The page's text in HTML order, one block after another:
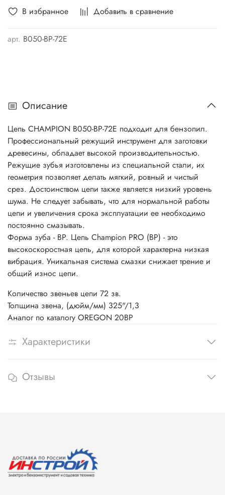
В избранное Добавить в сравнение
арт. B050-BP-72E
Описание
Цепь CHAMPION B050-BP-72E подходит для бензопил.
Профессиональный режущий инструмент для заготовки
древесины, обладает высокой производительностью.
Режущие зубья изготовлены из специальной стали, их
геометрия позволяет делать мягкий, ровный и чистый
срез. Достоинством цепи также является низкий уровень
шума. Не следует забывать, что для нормальной работы
цепи и увеличения срока эксплуатации ее необходимо
постоянно смазывать.
Форма зуба - BP. Цепь Champion PRO (BP) - это
высокоскоростная цепь, для которой характерна низкая
вибрация. Уникальная система смазки снижает трение и
общий износ цепи.
Количество звеньев цепи 72 зв.
Толщина звена, (дюйм/мм) 325"/1,3
Аналог по каталогу OREGON 20BP
Характеристики
Отзывы